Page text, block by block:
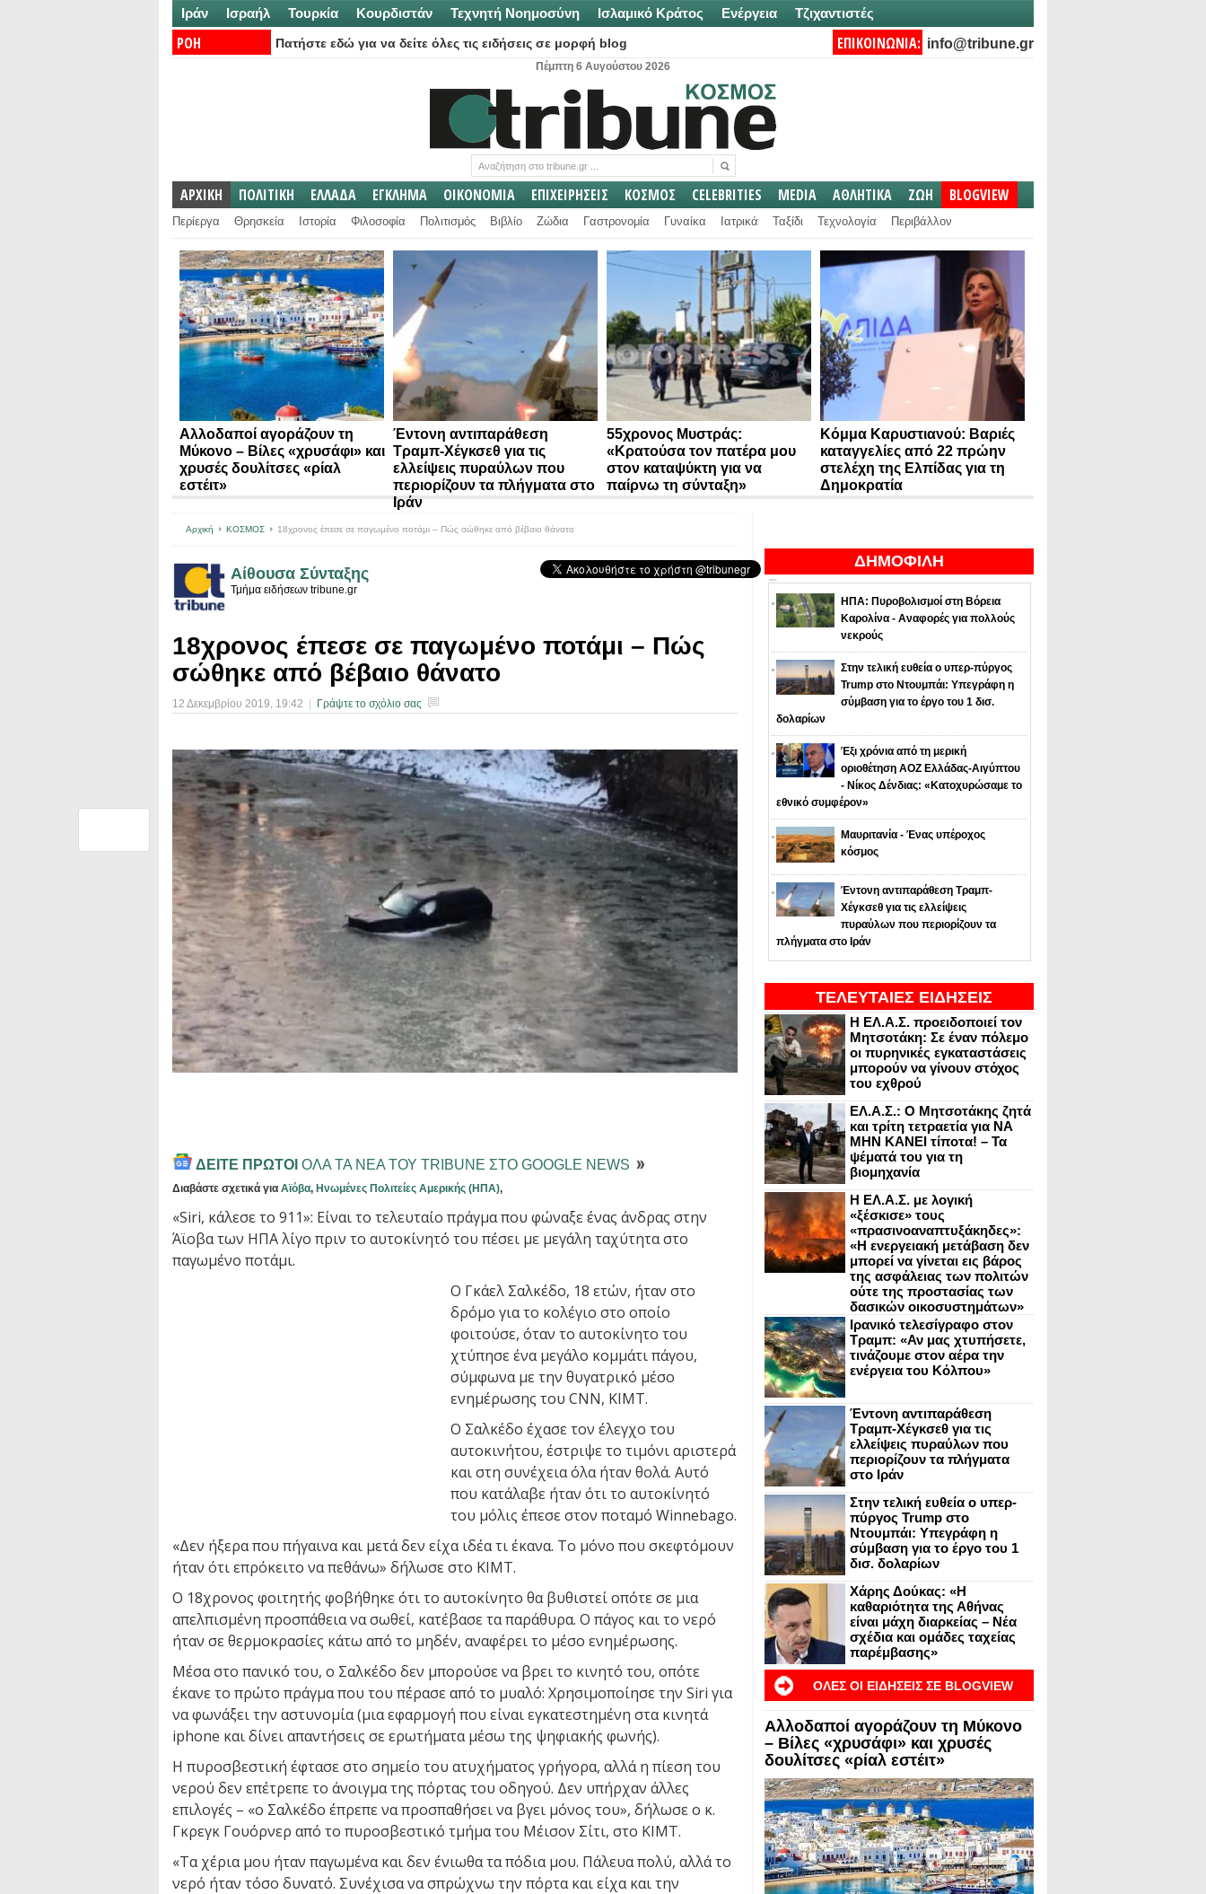
Ιράν Ισραήλ Τουρκία Κουρδιστάν Τεχνητή Νοημοσύνη Ισλαμικό Κράτος Ενέργεια Τζιχαντιστές
ΡΟΗ
Πατήστε εδώ για να δείτε όλες τις ειδήσεις σε μορφή blog ΕΠΙΚΟΙΝΩΝΙΑ: info@tribune.gr
Πέμπτη 6 Αυγούστου 2026
ΑΡΧΙΚΗ ΠΟΛΙΤΙΚΗ ΕΛΛΑΔΑ ΕΓΚΛΗΜΑ ΟΙΚΟΝΟΜΙΑ ΕΠΙΧΕΙΡΗΣΕΙΣ ΚΟΣΜΟΣ CELEBRITIES MEDIA ΑΘΛΗΤΙΚΑ ΖΩΗ BLOGVIEW
Περίεργα Θρησκεία Ιστορία Φιλοσοφία Πολιτισμός Βιβλίο Ζώδια Γαστρονομία Γυναίκα Ιατρικά Ταξίδι Τεχνολογία Περιβάλλον
Αλλοδαποί αγοράζουν τη
Μύκονο – Βίλες «χρυσάφι» και
χρυσές δουλίτσες «ρίαλ
εστέιτ»
Έντονη αντιπαράθεση
Τραμπ-Χέγκσεθ για τις
ελλείψεις πυραύλων που
περιορίζουν τα πλήγματα στο
Ιράν
55χρονος Μυστράς:
«Κρατούσα τον πατέρα μου
στον καταψύκτη για να
παίρνω τη σύνταξη»
Κόμμα Καρυστιανού: Βαριές
καταγγελίες από 22 πρώην
στελέχη της Ελπίδας για τη
Δημοκρατία
ΔΗΜΟΦΙΛΗ
ΗΠΑ: Πυροβολισμοί στη Βόρεια
Καρολίνα - Αναφορές για πολλούς
νεκρούς
Στην τελική ευθεία ο υπερ-πύργος
Trump στο Ντουμπάι: Υπεγράφη η
σύμβαση για το έργο του 1 δισ.
δολαρίων
Έξι χρόνια από τη μερική
οριοθέτηση ΑΟΖ Ελλάδας-Αιγύπτου
- Νίκος Δένδιας: «Κατοχυρώσαμε το
εθνικό συμφέρον»
Μαυριτανία - Ένας υπέροχος
κόσμος
Έντονη αντιπαράθεση Τραμπ-
Χέγκσεθ για τις ελλείψεις
πυραύλων που περιορίζουν τα
πλήγματα στο Ιράν
ΤΕΛΕΥΤΑΙΕΣ ΕΙΔΗΣΕΙΣ
Η ΕΛ.Α.Σ. προειδοποιεί τον
Μητσοτάκη: Σε έναν πόλεμο
οι πυρηνικές εγκαταστάσεις
μπορούν να γίνουν στόχος
του εχθρού
ΕΛ.Α.Σ.: Ο Μητσοτάκης ζητά
και τρίτη τετραετία για ΝΑ
ΜΗΝ ΚΑΝΕΙ τίποτα! – Τα
ψέματά του για τη
βιομηχανία
Η ΕΛ.Α.Σ. με λογική
«ξέσκισε» τους
«πρασινοαναπτυξάκηδες»:
«Η ενεργειακή μετάβαση δεν
μπορεί να γίνεται εις βάρος
της ασφάλειας των πολιτών
ούτε της προστασίας των
δασικών οικοσυστημάτων»
Ιρανικό τελεσίγραφο στον
Τραμπ: «Αν μας χτυπήσετε,
τινάζουμε στον αέρα την
ενέργεια του Κόλπου»
Έντονη αντιπαράθεση
Τραμπ-Χέγκσεθ για τις
ελλείψεις πυραύλων που
περιορίζουν τα πλήγματα
στο Ιράν
Στην τελική ευθεία ο υπερ-
πύργος Trump στο
Ντουμπάι: Υπεγράφη η
σύμβαση για το έργο του 1
δισ. δολαρίων
Χάρης Δούκας: «Η
καθαριότητα της Αθήνας
είναι μάχη διαρκείας – Νέα
σχέδια και ομάδες ταχείας
παρέμβασης»
ΟΛΕΣ ΟΙ ΕΙΔΗΣΕΙΣ ΣΕ BLOGVIEW
Αλλοδαποί αγοράζουν τη Μύκονο
– Βίλες «χρυσάφι» και χρυσές
δουλίτσες «ρίαλ εστέιτ»
Αρχική ΚΟΣΜΟΣ 18χρονος έπεσε σε παγωμένο ποτάμι – Πώς σώθηκε από βέβαιο θάνατο
Αίθουσα Σύνταξης
Τμήμα ειδήσεων tribune.gr
18χρονος έπεσε σε παγωμένο ποτάμι – Πώς
σώθηκε από βέβαιο θάνατο
12 Δεκεμβρίου 2019, 19:42 Γράψτε το σχόλιο σας
ΔΕΙΤΕ ΠΡΩΤΟΙ ΟΛΑ ΤΑ ΝΕΑ ΤΟΥ TRIBUNE ΣΤΟ GOOGLE NEWS
Διαβάστε σχετικά για Αϊόβα, Ηνωμένες Πολιτείες Αμερικής (ΗΠΑ),
«Siri, κάλεσε το 911»: Είναι το τελευταίο πράγμα που φώναξε ένας άνδρας στην
Άϊοβα των ΗΠΑ λίγο πριν το αυτοκίνητό του πέσει με μεγάλη ταχύτητα στο
παγωμένο ποτάμι.
Ο Γκάελ Σαλκέδο, 18 ετών, ήταν στο
δρόμο για το κολέγιο στο οποίο
φοιτούσε, όταν το αυτοκίνητο του
χτύπησε ένα μεγάλο κομμάτι πάγου,
σύμφωνα με την θυγατρικό μέσο
ενημέρωσης του CNN, KIMT.
Ο Σαλκέδο έχασε τον έλεγχο του
αυτοκινήτου, έστριψε το τιμόνι αριστερά
και στη συνέχεια όλα ήταν θολά. Αυτό
που κατάλαβε ήταν ότι το αυτοκίνητό
του μόλις έπεσε στον ποταμό Winnebago.
«Δεν ήξερα που πήγαινα και μετά δεν είχα ιδέα τι έκανα. Το μόνο που σκεφτόμουν
ήταν ότι επρόκειτο να πεθάνω» δήλωσε στο KIMT.
Ο 18χρονος φοιτητής φοβήθηκε ότι το αυτοκίνητο θα βυθιστεί οπότε σε μια
απελπισμένη προσπάθεια να σωθεί, κατέβασε τα παράθυρα. Ο πάγος και το νερό
ήταν σε θερμοκρασίες κάτω από το μηδέν, αναφέρει το μέσο ενημέρωσης.
Μέσα στο πανικό του, ο Σαλκέδο δεν μπορούσε να βρει το κινητό του, οπότε
έκανε το πρώτο πράγμα που του πέρασε από το μυαλό: Χρησιμοποίησε την Siri για
να φωνάξει την αστυνομία (μια εφαρμογή που είναι εγκατεστημένη στα κινητά
iphone και δίνει απαντήσεις σε ερωτήματα μέσω της ψηφιακής φωνής).
Η πυροσβεστική έφτασε στο σημείο του ατυχήματος γρήγορα, αλλά η πίεση του
νερού δεν επέτρεπε το άνοιγμα της πόρτας του οδηγού. Δεν υπήρχαν άλλες
επιλογές – «ο Σαλκέδο έπρεπε να προσπαθήσει να βγει μόνος του», δήλωσε ο κ.
Γκρεγκ Γουόρνερ από το πυροσβεστικό τμήμα του Μέισον Σίτι, στο KIMT.
«Τα χέρια μου ήταν παγωμένα και δεν ένιωθα τα πόδια μου. Πάλευα πολύ, αλλά το
νερό ήταν τόσο δυνατό. Συνέχισα να σπρώχνω την πόρτα και είχα και την